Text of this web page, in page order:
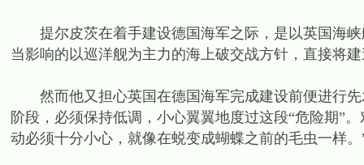
提尔皮茨在着手建设德国海军之际，是以英国海峡
当影响的以巡洋舰为主力的海上破交战方针，直接将
然而他又担心英国在德国海军完成建设前便进行先
阶段，必须保持低调，小心翼翼地度过这段“危险期”
动必须十分小心，就像在蜕变成蝴蝶之前的毛虫一样。